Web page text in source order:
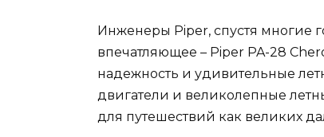
Инженеры Piper, спустя многие
впечатляющее – Piper PA-28
надежность и удивительные
двигатели и великолепные
для путешествий как великих